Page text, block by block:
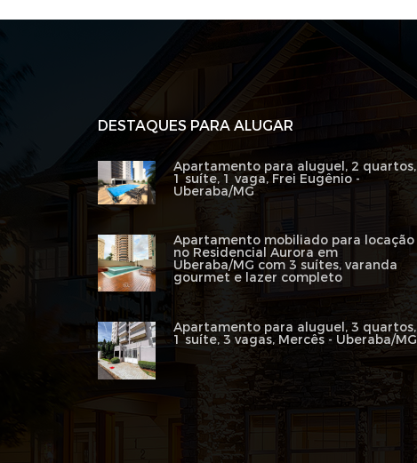
DESTAQUES PARA ALUGAR
Apartamento para aluguel, 2 quartos,
1 suíte, 1 vaga, Frei Eugênio -
Uberaba/MG
Apartamento mobiliado para locação
no Residencial Aurora em
Uberaba/MG com 3 suítes, varanda
gourmet e lazer completo
Apartamento para aluguel, 3 quartos,
1 suíte, 3 vagas, Mercês - Uberaba/MG